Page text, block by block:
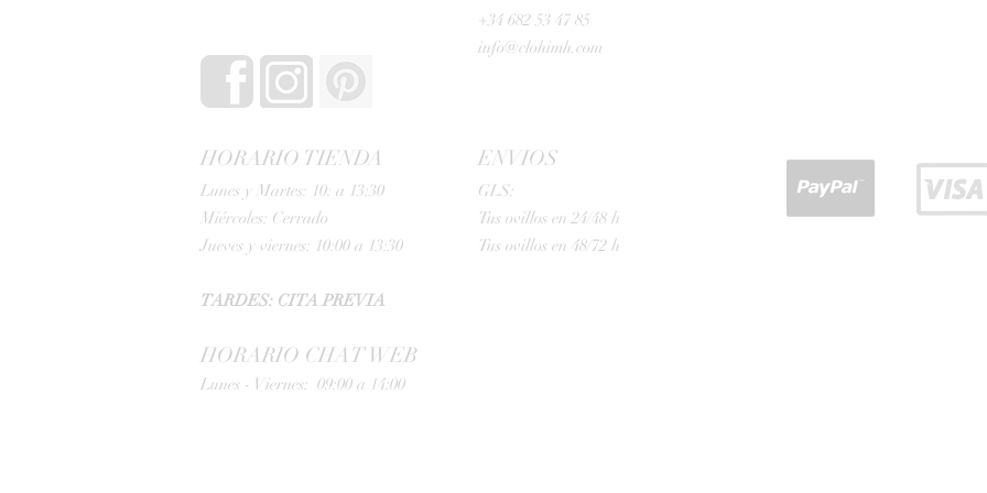
+34 682 53 47 85
info@clohimh.com
HORARIO TIENDA
Lunes y Martes: 10: a 13:30
Miércoles: Cerrado
Jueves y viernes: 10:00 a 13:30
TARDES: CITA PREVIA
HORARIO CHAT WEB
Lunes - Viernes: 09:00 a 14:00
ENVIOS
GLS:
Tus ovillos en 24/48 h
Tus ovillos en 48/72 h